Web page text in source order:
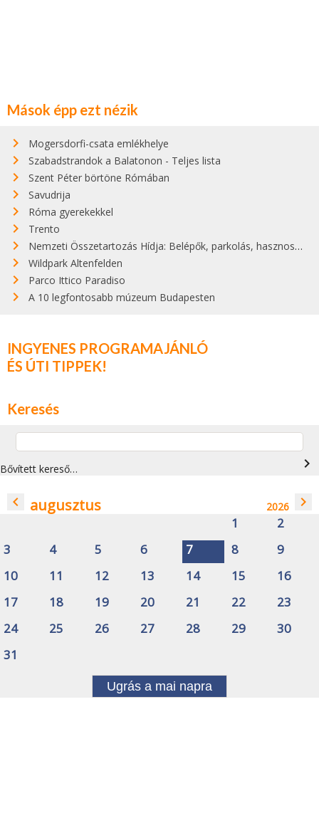
Mások épp ezt nézik
Mogersdorfi-csata emlékhelye
Szabadstrandok a Balatonon - Teljes lista
Szent Péter börtöne Rómában
Savudrija
Róma gyerekekkel
Trento
Nemzeti Összetartozás Hídja: Belépők, parkolás, hasznos infók
Wildpark Altenfelden
Parco Ittico Paradiso
A 10 legfontosabb múzeum Budapesten
INGYENES PROGRAMAJÁNLÓ
ÉS ÚTI TIPPEK!
Keresés
Bővített kereső… navigate_next
navigate_before augusztus 2026 navigate_next
1
2
3
4 5 6 7 8
9
10
11 12 13 14 15
16
17
18 19 20 21 22
23
24
25 26 27 28 29
30
31
Ugrás a mai napra